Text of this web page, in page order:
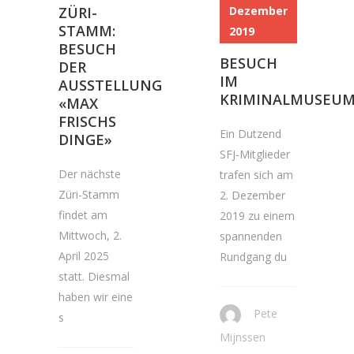
ZÜRI-
STAMM:
BESUCH
DER
AUSSTELLUNG
«MAX
FRISCHS
DINGE»
Der nächste
Züri-Stamm
findet am
Mittwoch, 2.
April 2025
statt. Diesmal
haben wir eine
s
Dezember
2019
BESUCH
IM
Ein Dutzend
SFJ-Mitglieder
trafen sich am
2. Dezember
2019 zu einem
spannenden
Rundgang du
Pete
Mijnssen